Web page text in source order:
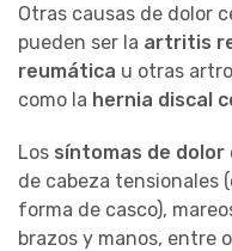
Otras causas de dolor
pueden ser la artritis
reumática u otras
como la hernia discal
Los síntomas de dolor
de cabeza tensionales
forma de casco),
brazos y manos, entre